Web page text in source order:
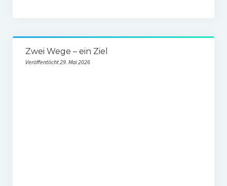
Zwei Wege – ein Ziel
Veröffentlicht 29. Mai 2026